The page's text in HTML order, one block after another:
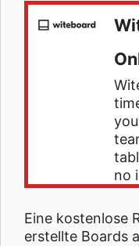
no
Eine kostenlose
erstellte Boards